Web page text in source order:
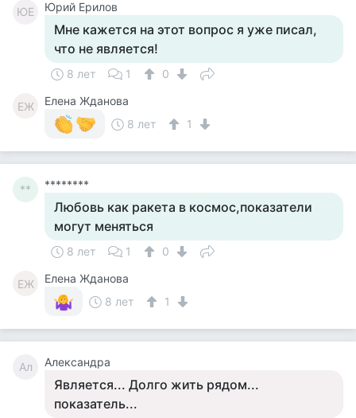
ЮЕ Юрий Ерилов
Мне кажется на этот вопрос я уже писал,
что не является!
8 лет 1 0
ЕЖ
Елена Жданова
8 лет
1
** ********
Любовь как ракета в космос,показатели
могут меняться
8 лет 1 0
ЕЖ
Елена Жданова
8 лет
1
Ал Александра
Является... Долго жить рядом...
показатель...